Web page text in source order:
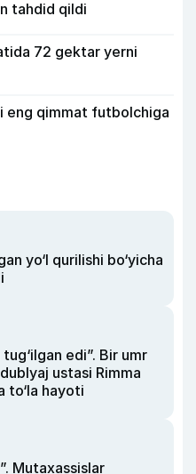
tahdid qildi
72 gektar yerni
eng qimmat futbolchiga
yo‘l qurilishi bo‘yicha
edi”. Bir umr
ustasi Rimma
to‘la hayoti
Mutaxassislar